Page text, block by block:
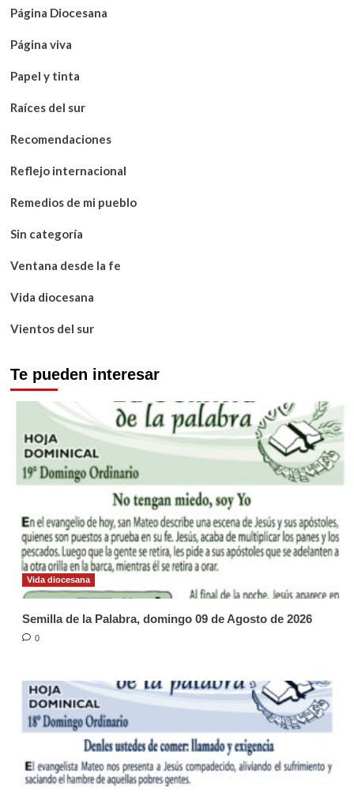
Página Diocesana
Página viva
Papel y tinta
Raíces del sur
Recomendaciones
Reflejo internacional
Remedios de mi pueblo
Sin categoría
Ventana desde la fe
Vida diocesana
Vientos del sur
Te pueden interesar
Vida diocesana
Semilla de la Palabra, domingo 09 de Agosto de 2026
0